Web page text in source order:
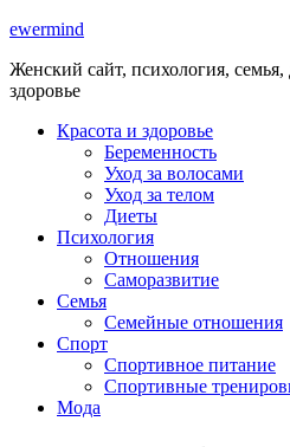
ewermind
Женский сайт, психология,
здоровье
Красота и здоровье
Беременность
Уход за волосами
Уход за телом
Диеты
Психология
Отношения
Саморазвитие
Семья
Семейные отношения
Спорт
Спортивное питание
Спортивные
Мода